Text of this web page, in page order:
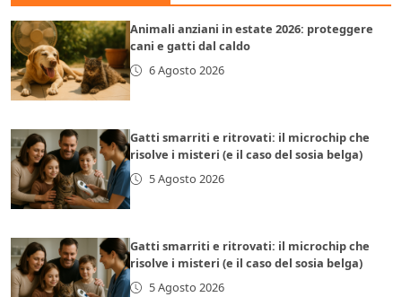
Animali anziani in estate 2026: proteggere
cani e gatti dal caldo
6 Agosto 2026
Gatti smarriti e ritrovati: il microchip che
risolve i misteri (e il caso del sosia belga)
5 Agosto 2026
Gatti smarriti e ritrovati: il microchip che
risolve i misteri (e il caso del sosia belga)
5 Agosto 2026